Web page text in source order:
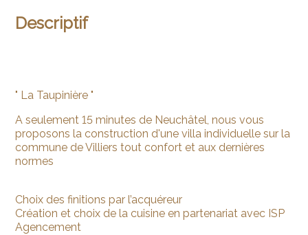
Descriptif
" La Taupinière "
A seulement 15 minutes de Neuchâtel, nous vous
proposons la construction d'une villa individuelle sur la
commune de Villiers tout confort et aux dernières
normes
Choix des finitions par l’acquéreur
Création et choix de la cuisine en partenariat avec ISP
Agencement